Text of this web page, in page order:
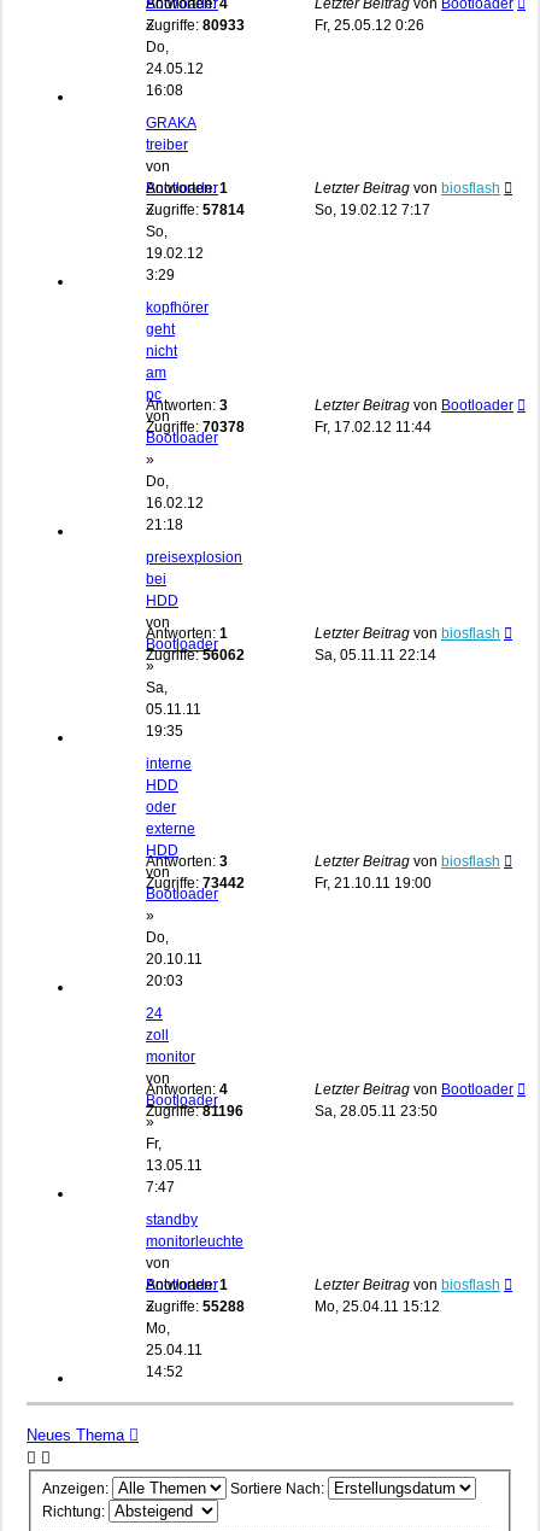
Bootloader
»
Do,
24.05.12
16:08
Antworten:4
Zugriffe: 80933
Letzter Beitrag von Bootloader
Fr, 25.05.12 0:26
GRAKA
treiber
von
Bootloader
»
So,
19.02.12
3:29
Antworten:1
Zugriffe: 57814
Letzter Beitrag von biosflash
So, 19.02.12 7:17
kopfhörer
geht
nicht
am
pc
von
Bootloader
»
Do,
16.02.12
21:18
Antworten: 3
Zugriffe: 70378
Letzter Beitrag von Bootloader
Fr, 17.02.12 11:44
preisexplosion
bei
HDD
von
Bootloader
»
Sa,
05.11.11
19:35
Antworten: 1
Zugriffe:56062
Letzter Beitrag von biosflash
Sa, 05.11.11 22:14
interne
HDD
oder
externe
HDD
von
Bootloader
»
Do,
20.10.11
20:03
Antworten: 3
Zugriffe: 73442
Letzter Beitrag von biosflash
Fr, 21.10.11 19:00
24
zoll
monitor
von
Bootloader
»
Fr,
13.05.11
7:47
Antworten: 4
Zugriffe:81196
Letzter Beitrag von Bootloader
Sa, 28.05.11 23:50
standby
monitorleuchte
von
Bootloader
»
Mo,
25.04.11
14:52
Antworten:1
Zugriffe: 55288
Letzter Beitrag von biosflash
Mo, 25.04.11 15:12
Neues Thema
Anzeigen:
Sortiere Nach:
Richtung: